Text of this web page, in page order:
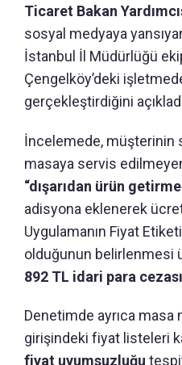
Ticaret Bakan
sosyal medyaya
İstanbul İl Müdürlüğü
Çengelköy’deki
gerçekleştirdiğini
İncelemede, müşterinin
masaya servis
“dışarıdan ürün getirme
adisyona eklenerek
Uygulamanın Fiyat
olduğunun belirlenmesi
892 TL idari para cezası
Denetimde ayrıca masa
girişindeki fiyat listeleri
fiyat uyumsuzluğu